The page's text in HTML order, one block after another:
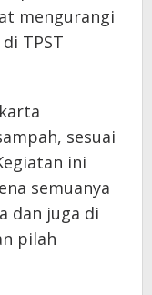
mengurangi
TPST
sesuai
ini
semuanya
dan juga di
pilah